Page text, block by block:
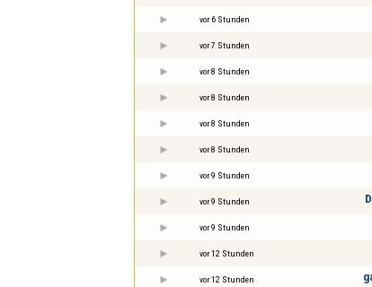
vor 6 Stunden
vor 7 Stunden
vor 8 Stunden
vor 8 Stunden
vor 8 Stunden
vor 8 Stunden
vor 9 Stunden
vor 9 Stunden
vor 9 Stunden
vor 12 Stunden
vor 12 Stunden